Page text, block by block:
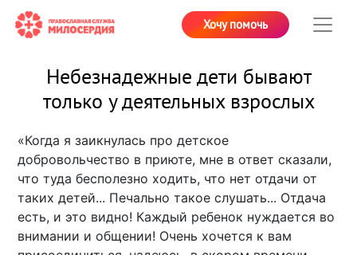
Хочу помочь
Небезнадежные дети бывают
только у деятельных взрослых
«Когда я заикнулась про детское
добровольчество в приюте, мне в ответ сказали,
что туда бесполезно ходить, что нет отдачи от
таких детей... Печально такое слушать... Отдача
есть, и это видно! Каждый ребенок нуждается во
внимании и общении! Очень хочется к вам